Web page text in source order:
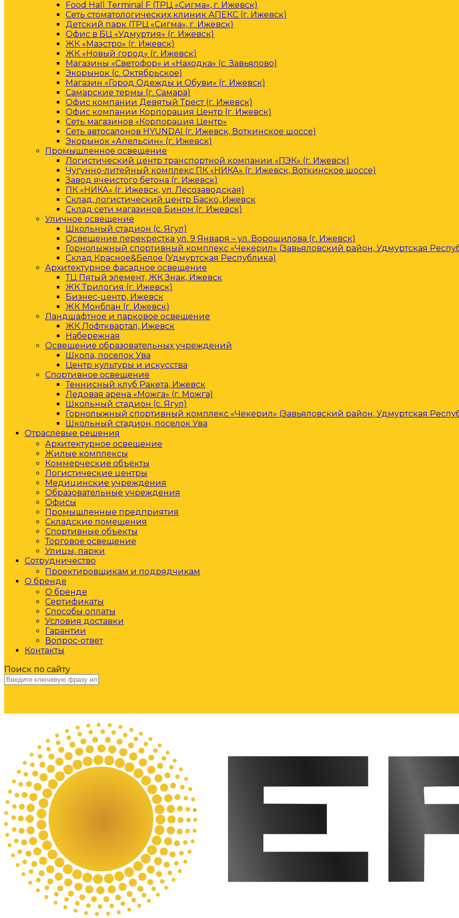
Food Hall Terminal F (ТРЦ «Сигма», г. Ижевск)
Сеть стоматологических клиник АПЕКС (г. Ижевск)
Детский парк (ТРЦ «Сигма», г. Ижевск)
Офис в БЦ «Удмуртия» (г. Ижевск)
ЖК «Маэстро» (г. Ижевск)
ЖК «Новый город» (г. Ижевск)
Магазины «Светофор» и «Находка» (с. Завьялово)
Экорынок (с. Октябрьское)
Магазин «Город Одежды и Обуви» (г. Ижевск)
Самарские термы (г. Самара)
Офис компании Девятый Трест (г. Ижевск)
Офис компании Корпорация Центр (г. Ижевск)
Сеть магазинов «Корпорация Центр»
Сеть автосалонов HYUNDAI (г. Ижевск, Воткинское шоссе)
Экорынок «Апельсин» (г. Ижевск)
Промышленное освещение
Логистический центр транспортной компании «ПЭК» (г. Ижевск)
Чугунно-литейный комплекс ПК «НИКА» (г. Ижевск, Воткинское шоссе)
Завод ячеистого бетона (г. Ижевск)
ПК «НИКА» (г. Ижевск, ул. Лесозаводская)
Склад, логистический центр Баско, Ижевск
Склад сети магазинов Бином (г. Ижевск)
Уличное освещение
Школьный стадион (с. Ягул)
Освещение перекрестка ул. 9 Января – ул. Ворошилова (г. Ижевск)
Горнолыжный спортивный комплекс «Чекерил» (Завьяловский район, Удмуртская
Склад Красное&Белое (Удмуртская Республика)
Архитектурное фасадное освещение
ТЦ Пятый элемент, ЖК Знак, Ижевск
ЖК Трилогия (г. Ижевск)
Бизнес-центр, Ижевск
ЖК Монблан (г. Ижевск)
Ландшафтное и парковое освещение
ЖК Лофтквартал, Ижевск
Набережная
Освещение образовательных учреждений
Школа, поселок Ува
Центр культуры и искусства
Спортивное освещение
Теннисный клуб Ракета, Ижевск
Ледовая арена «Можга» (г. Можга)
Школьный стадион (с. Ягул)
Горнолыжный спортивный комплекс «Чекерил» (Завьяловский район, Удмуртская
Школьный стадион, поселок Ува
Отраслевые решения
Архитектурное освещение
Жилые комплексы
Коммерческие объекты
Логистические центры
Медицинские учреждения
Образовательные учреждения
Офисы
Промышленные предприятия
Складские помещения
Спортивные объекты
Торговое освещение
Улицы, парки
Сотрудничество
Проектировщикам и подрядчикам
О бренде
О бренде
Сертификаты
Способы оплаты
Условия доставки
Гарантии
Вопрос-ответ
Контакты
Поиск по сайту